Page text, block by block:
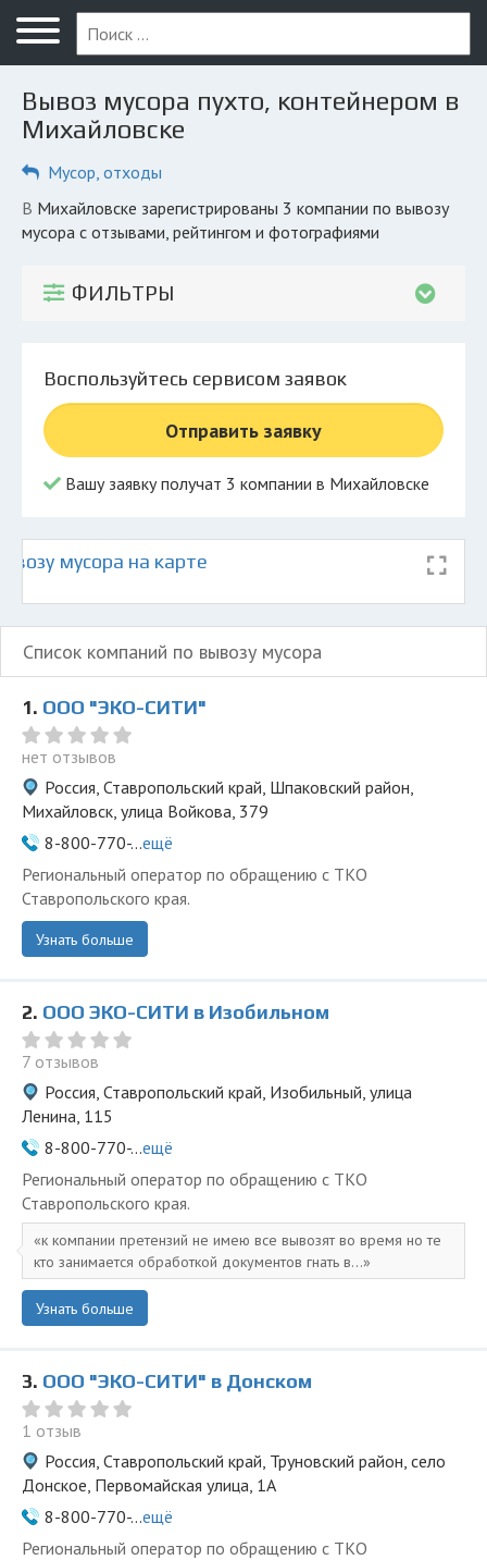
Меню
Главная
Вопрос юристу
Компании
Экоблог
© 2026 Все права защищены
Вывоз мусора пухто, контейнером в
Михайловске
Мусор, отходы
в Михайловске зарегистрированы 3 компании по вывозу
мусора с отзывами, рейтингом и фотографиями
ФИЛЬТРЫ
Воспользуйтесь сервисом заявок
Отправить заявку
Вашу заявку получат 3 компании в Михайловске
мусора на карте
Список компаний по вывозу мусора
1. ООО "ЭКО-СИТИ"
нет отзывов
Россия, Ставропольский край, Шпаковский район,
Михайловск, улица Войкова, 379
8-800-770-...ещё
Региональный оператор по обращению с ТКО
Ставропольского края.
Узнать больше
2. ООО ЭКО-СИТИ в Изобильном
7 отзывов
Россия, Ставропольский край, Изобильный, улица
Ленина, 115
8-800-770-...ещё
Региональный оператор по обращению с ТКО
Ставропольского края.
к компании претензий не имею все вывозят во время но те
кто занимается обработкой документов гнать в...
Узнать больше
3. ООО "ЭКО-СИТИ" в Донском
1 отзыв
Россия, Ставропольский край, Труновский район, село
Донское, Первомайская улица, 1А
8-800-770-...ещё
Региональный оператор по обращению с ТКО